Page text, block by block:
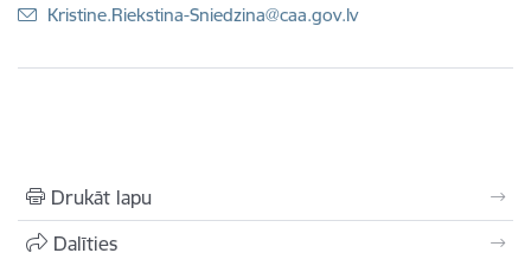
E-pasts:
Kristine.Riekstina-Sniedzina@caa.gov.lv
Drukāt lapu
Dalīties